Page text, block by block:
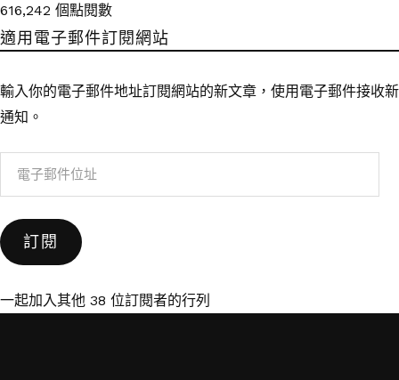
616,242 個點閱數
適用電子郵件訂閱網站
輸入你的電子郵件地址訂閱網站的新文章，使用電子郵件接收新
通知。
件
位
訂閱
一起加入其他 38 位訂閱者的行列